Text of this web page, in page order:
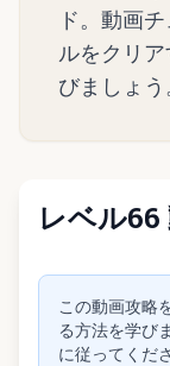
ド。動画
ルをクリ
びましょう
レベル66
この動画攻略
る方法を学び
に従ってくだ